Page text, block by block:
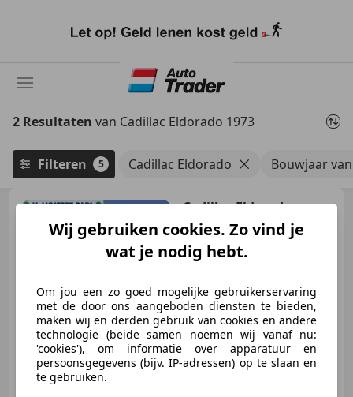
naar
2 Resultaten van Cadillac Eldorado 1973
Filteren 5 Cadillac Eldorado Bouwjaar
Cadillac Eldorado8,2 Liter
V8 Big Block * AIRCO * LEDER *
OLDTIMER
€ 6.500
01/1973 22.436 km Benzine 125 kW (170 PK)
Wij gebruiken cookies. Zo vind je
wat je nodig hebt.
Om jou een zo goed mogelijke gebruikerservaring
met de door ons aangeboden diensten te bieden,
maken wij en derden gebruik van cookies en andere
technologie (beide samen noemen wij vanaf nu:
'cookies'), om informatie over apparatuur en
persoonsgegevens (bijv. IP-adressen) op te slaan en
te gebruiken.